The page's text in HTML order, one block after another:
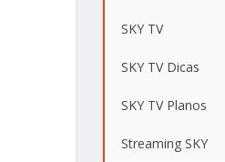
SKY TV
SKY TV Dicas
SKY TV Planos
Streaming SKY